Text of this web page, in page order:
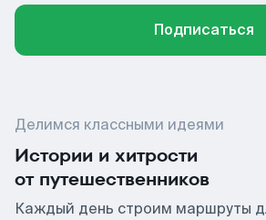
Подписаться
Делимся классными идеями
Истории и хитрости
от путешественников
Каждый день строим маршруты